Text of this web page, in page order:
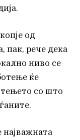
од
пак, рече дека
ниво се
ќе
со што
најважната